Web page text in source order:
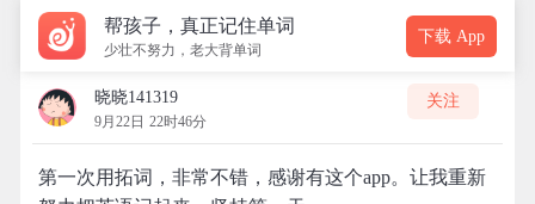
帮孩子，真正记住单词
少壮不努力，老大背单词
下载 App
晓晓141319
9月22日 22时46分
关注
第一次用拓词，非常不错，感谢有这个app。让我重新